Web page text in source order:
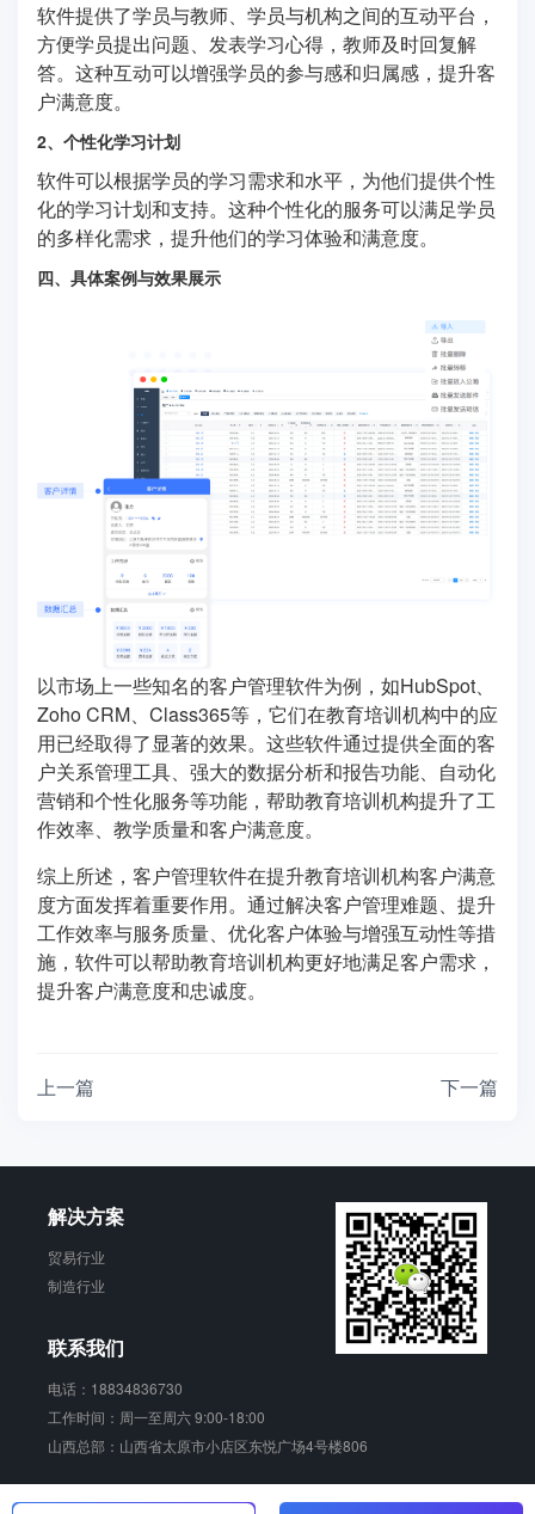
软件提供了学员与教师、学员与机构之间的互动平台，
方便学员提出问题、发表学习心得，教师及时回复解
答。这种互动可以增强学员的参与感和归属感，提升客
户满意度。
2、个性化学习计划
软件可以根据学员的学习需求和水平，为他们提供个性
化的学习计划和支持。这种个性化的服务可以满足学员
的多样化需求，提升他们的学习体验和满意度。
四、具体案例与效果展示
以市场上一些知名的客户管理软件为例，如HubSpot、
Zoho CRM、Class365等，它们在教育培训机构中的应
用已经取得了显著的效果。这些软件通过提供全面的客
户关系管理工具、强大的数据分析和报告功能、自动化
营销和个性化服务等功能，帮助教育培训机构提升了工
作效率、教学质量和客户满意度。
综上所述，客户管理软件在提升教育培训机构客户满意
度方面发挥着重要作用。通过解决客户管理难题、提升
工作效率与服务质量、优化客户体验与增强互动性等措
施，软件可以帮助教育培训机构更好地满足客户需求，
提升客户满意度和忠诚度。
上一篇 下一篇
解决方案
贸易行业
制造行业
联系我们
电话：18834836730
工作时间：周一至周六 9:00-18:00
山西总部：山西省太原市小店区东悦广场4号楼806
销动云 版权所有